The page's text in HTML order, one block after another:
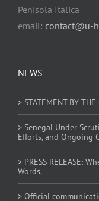
NEWS
> STATEMENT BY THE
> Senegal Under
Efforts, and Ongoing
> PRESS RELEASE:
Words.
> Official
Penisola Italica
email: contact@u-